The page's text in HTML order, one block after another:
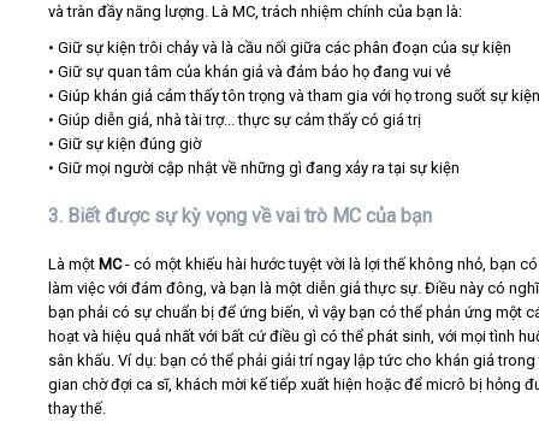
và tràn đầy năng lượng. Là MC, trách nhiệm chính của bạn là:
• Giữ sự kiện trôi chảy và là cầu nối giữa các phân đoạn của sự kiện
• Giữ sự quan tâm của khán giả và đảm bảo họ đang vui vẻ
• Giúp khán giả cảm thấy tôn trọng và tham gia với họ trong suốt sự kiện
• Giúp diễn giả, nhà tài trợ... thực sự cảm thấy có giá trị
• Giữ sự kiện đúng giờ
• Giữ mọi người cập nhật về những gì đang xảy ra tại sự kiện
3. Biết được sự kỳ vọng về vai trò MC của bạn
Là một MC- có một khiếu hài hước tuyệt vời là lợi thế không nhỏ, bạn
làm việc với đám đông, và bạn là một diễn giả thực sự. Điều này có
bạn phải có sự chuẩn bị để ứng biến, vì vậy bạn có thể phản ứng một
hoạt và hiệu quả nhất với bất cứ điều gì có thể phát sinh, với mọi tình
sân khấu. Ví dụ: bạn có thể phải giải trí ngay lập tức cho khán giả trong
gian chờ đợi ca sĩ, khách mời kế tiếp xuất hiện hoặc để micrô bị hỏng
thay thế.